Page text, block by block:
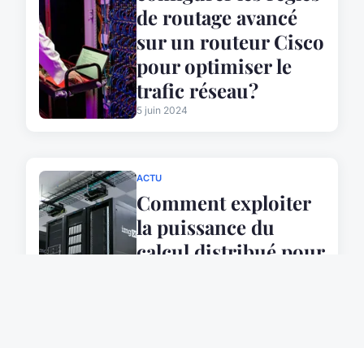
de routage avancé
sur un routeur Cisco
pour optimiser le
trafic réseau?
5 juin 2024
ACTU
Comment exploiter
la puissance du
calcul distribué pour